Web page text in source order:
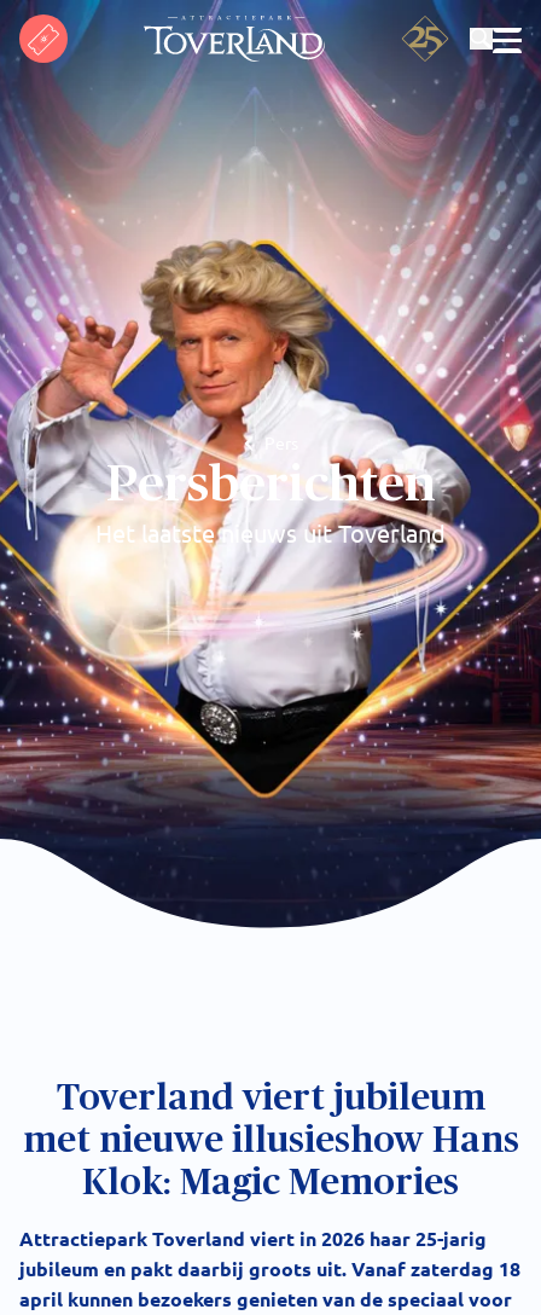
Zoeken
Pers
Persberichten
Het laatste nieuws uit Toverland
Toverland viert jubileum
met nieuwe illusieshow Hans
Klok: Magic Memories
Attractiepark Toverland viert in 2026 haar 25-jarig
jubileum en pakt daarbij groots uit. Vanaf zaterdag 18
april kunnen bezoekers genieten van de speciaal voor